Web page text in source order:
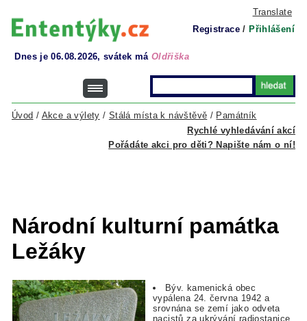
Translate
Registrace / Přihlášení
Dnes je 06.08.2026, svátek má Oldřiška
Rychlé vyhledávání akcí
Úvod / Akce a výlety / Stálá místa k návštěvě / Památník
Pořádáte akci pro děti? Napište nám o ní!
Národní kulturní památka
Ležáky
Býv. kamenická obec
vypálena 24. června 1942 a
srovnána se zemí jako odveta
nacistů za ukrývání radiostanice